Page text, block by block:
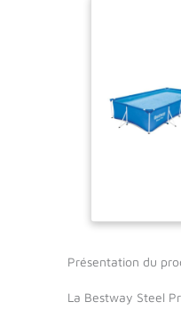
Présentation du
La Bestway Steel